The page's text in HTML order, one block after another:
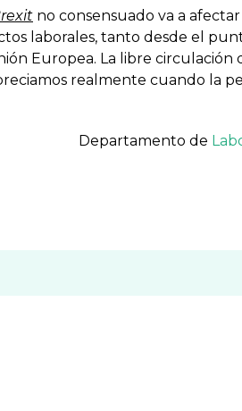
no consensuado va a
laborales, tanto desde el
Europea. La libre circulación
realmente cuando la
Departamento de